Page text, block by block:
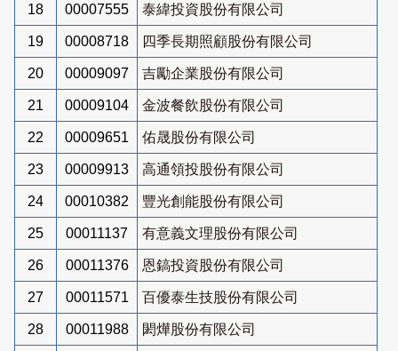
18 00007555 泰緯投資股份有限公司
19 00008718 四季長期照顧股份有限公司
20 00009097 吉勵企業股份有限公司
21 00009104 金波餐飲股份有限公司
22 00009651 佑晟股份有限公司
23 00009913 高通領投股份有限公司
24 00010382 豐光創能股份有限公司
25 00011137 有意義文理股份有限公司
26 00011376 恩鎬投資股份有限公司
27 00011571 百優泰生技股份有限公司
28 00011988 閎燁股份有限公司